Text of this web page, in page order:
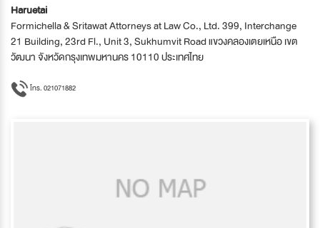
Haruetai
Formichella & Sritawat Attorneys at Law Co., Ltd. 399, Interchange
21 Building, 23rd Fl., Unit 3, Sukhumvit Road แขวงคลองเตยเหนือ เขต
วัฒนา จังหวัดกรุงเทพมหานคร 10110 ประเทศไทย
โทร. 021071882